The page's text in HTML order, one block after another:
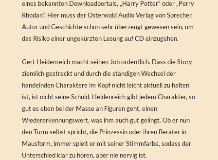
eines bekannten Downloadportals, „Harry Potter“ oder „Perry
Rhodan“. Hier muss der Osterwold Audio Verlag von Sprecher,
Autor und Geschichte schon sehr überzeugt gewesen sein, um
das Risiko einer ungekürzten Lesung auf CD einzugehen.
Gert Heidenreich macht seinen Job ordentlich. Dass die Story
ziemlich gestreckt und durch die ständigen Wechsel der
handelnden Charaktere im Kopf nicht leicht aktuell zu halten
ist, ist nicht seine Schuld. Heidenreich gibt jedem Charakter, so
gut es eben bei der Masse an Figuren geht, einen
Wiedererkennungswert, was ihm auch gut gelingt. Ob er nun
den Turm selbst spricht, die Prinzessin oder ihren Berater in
Mausform, immer spielt er mit seiner Stimmfarbe, sodass der
Unterschied klar zu hören, aber nie nervig ist.